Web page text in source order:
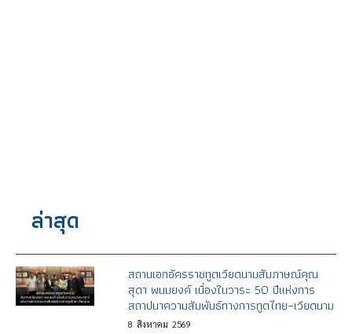
ล่าสุด
สถานเอกอัครราชทูตเวียดนามสัมภาษณ์คุณ
สุดา พนมยงค์ เนื่องในวาระ 50 ปีแห่งการ
สถาปนาความสัมพันธ์ทางการทูตไทย–เวียดนาม
8 สิงหาคม 2569